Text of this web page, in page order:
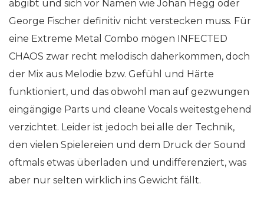
abgibt und sich vor Namen wie Johan Hegg oder
George Fischer definitiv nicht verstecken muss. Für
eine Extreme Metal Combo mögen INFECTED
CHAOS zwar recht melodisch daherkommen, doch
der Mix aus Melodie bzw. Gefühl und Härte
funktioniert, und das obwohl man auf gezwungen
eingängige Parts und cleane Vocals weitestgehend
verzichtet. Leider ist jedoch bei alle der Technik,
den vielen Spielereien und dem Druck der Sound
oftmals etwas überladen und undifferenziert, was
aber nur selten wirklich ins Gewicht fällt.